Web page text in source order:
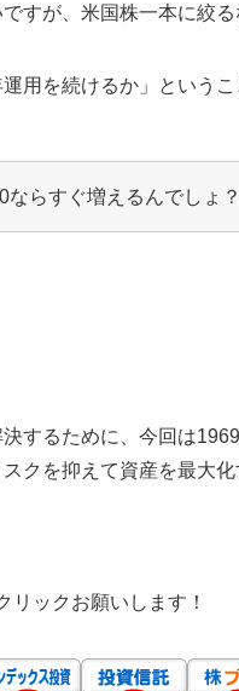
すが、米国株一本に絞
用を続けるか」というこ
ならすぐ増えるんでしょ？
するために、今回は
クを抑えて資産を最大
リックお願いします！